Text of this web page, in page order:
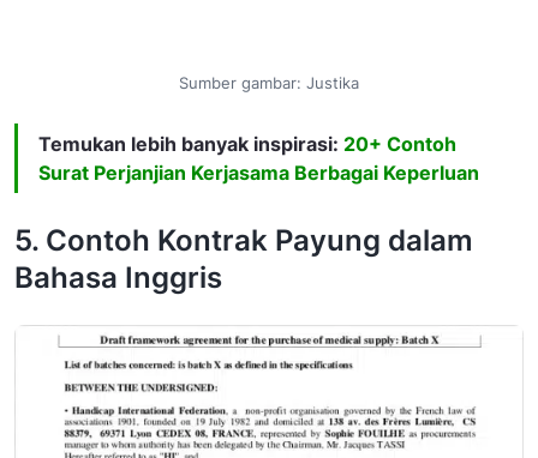
Sumber gambar: Justika
Temukan lebih banyak inspirasi: 20+ Contoh
Surat Perjanjian Kerjasama Berbagai Keperluan
5. Contoh Kontrak Payung dalam
Bahasa Inggris